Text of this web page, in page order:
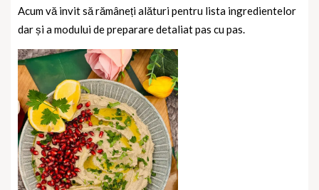
Acum vă invit să rămâneți alături pentru lista ingredientelor
dar și a modului de preparare detaliat pas cu pas.